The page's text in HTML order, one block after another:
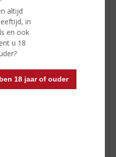
altijd
in
en ook
u 18
18 jaar of ouder
in de koffers te krijgen.
kort mogelijk voor de
weken van tevoren dan is
met regelmaat
is een kleine week van
mindset voor de vakantie.
zit het niet meer voorin in